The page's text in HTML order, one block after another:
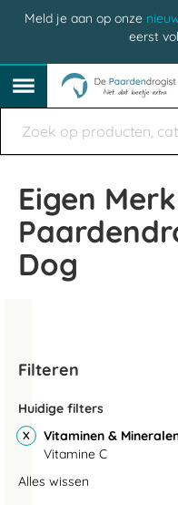
Meld je aan op onze
eerst
Eigen
Dog
Filteren
Huidige filters
Vitaminen &
Vitamine C
Alles wissen